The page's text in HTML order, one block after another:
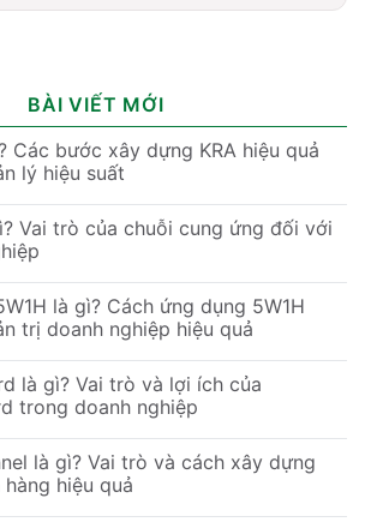
BÀI VIẾT MỚI
Các bước xây dựng KRA hiệu quả
lý hiệu suất
Vai trò của chuỗi cung ứng đối với
là gì? Cách ứng dụng 5W1H
trị doanh nghiệp hiệu quả
là gì? Vai trò và lợi ích của
trong doanh nghiệp
là gì? Vai trò và cách xây dựng
hiệu quả